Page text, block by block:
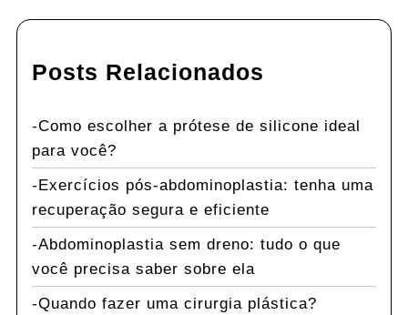
Posts Relacionados
Como escolher a prótese de silicone ideal
para você?
Exercícios pós-abdominoplastia: tenha uma
recuperação segura e eficiente
Abdominoplastia sem dreno: tudo o que
você precisa saber sobre ela
Quando fazer uma cirurgia plástica?